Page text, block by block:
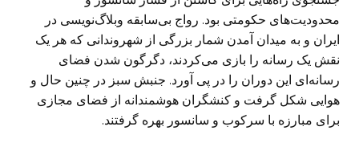
محدودیت‌های حکومتی بود. رواج بی‌سابقه وبلاگ‌نویسی در
ایران و به میدان آمدن شمار بزرگی از شهروندانی که هر یک
نقش یک رسانه را بازی می‌کردند، دگرگون شدن فضای
رسانه‌‌ای این دوران را در پی آورد. جنبش سبز در چنین حال و
هوایی شکل گرفت و کنشگران هوشمندانه از فضای مجازی
برای مبارزه با سرکوب و سانسور بهره گرفتند.